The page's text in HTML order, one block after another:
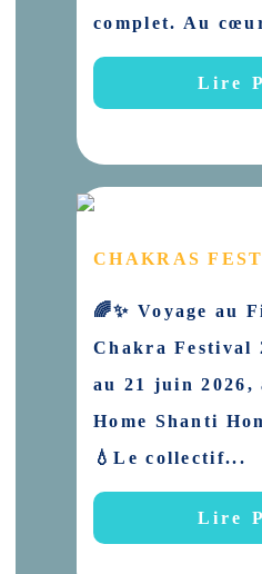
complet. Au
Lire
CHAKRAS
🌈✨ Voyage au
Chakra Festival
au 21 juin 2026,
Home Shanti
💧Le collectif...
Lire